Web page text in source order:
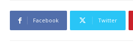
Facebook Twitter